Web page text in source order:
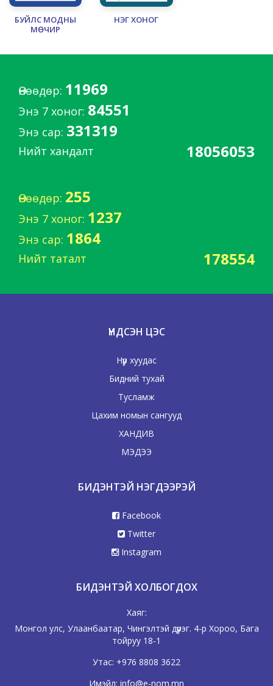
БУЙЛС МОДНЫ
МӨЧИР
НЭГ ХОНОГ
Өнөөдөр: 11969
Энэ 7 хоног: 84551
Энэ сар: 331319
Нийт хандалт 18056053
Өнөөдөр: 255
Энэ 7 хоног: 1237
Энэ сар: 1864
Нийт таталт 178554
ҮНДСЭН ЦЭС
Нүүр хуудас
Бидний тухай
Тусламж
Цахим номын сангууд
ХАНДИВ
МЭДЭЭ
БИДЭНТЭЙ НЭГДЭЭРЭЙ
Facebook
Twitter
Instagram
БИДЭНТЭЙ ХОЛБОГДОХ
Хаяг:
Монгол улс, Улаанбаатар, Чингэлтэй дүүрэг. 4-р Хороо, Бага
тойруу 18-1
Утас: +976 8808 3622
Имэйл: info@e-nom.mn